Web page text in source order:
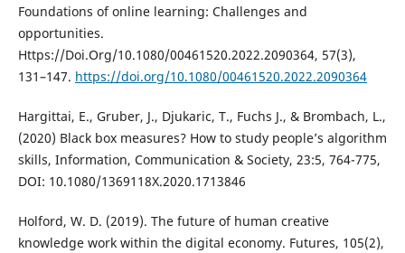
Foundations of online learning: Challenges and
opportunities.
Https://Doi.Org/10.1080/00461520.2022.2090364, 57(3),
131–147. https://doi.org/10.1080/00461520.2022.2090364
Hargittai, E., Gruber, J., Djukaric, T., Fuchs J., & Brombach, L.,
(2020) Black box measures? How to study people’s algorithm
skills, Information, Communication & Society, 23:5, 764-775,
DOI: 10.1080/1369118X.2020.1713846
Holford, W. D. (2019). The future of human creative
knowledge work within the digital economy. Futures, 105(2),